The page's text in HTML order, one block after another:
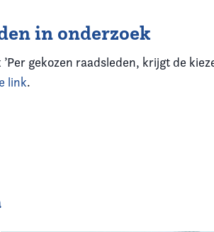
in onderzoek
gekozen raadsleden, krijgt de
link.